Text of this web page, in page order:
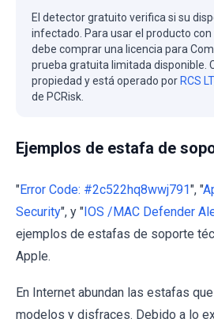
El detector gratuito verifica si su
infectado. Para usar el producto
debe comprar una licencia para
prueba gratuita limitada disponible.
propiedad y está operado por RCS LT
de PCRisk.
Ejemplos de estafa de
"Error Code: #2c522hq8wwj791", "
Security", y "IOS /MAC Defender
ejemplos de estafas de soporte
Apple.
En Internet abundan las estafas
modelos y disfraces. Debido a lo